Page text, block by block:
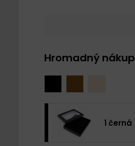
Hromadný nákup
1 černá